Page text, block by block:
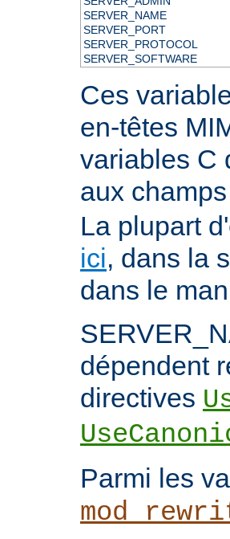
SERVER_NAME
SERVER_PORT
SERVER_PROTOCOL
SERVER_SOFTWARE
Ces
en-têtes
variables C
aux champs
La plupart
ici, dans la
dans le
dépendent
directives
Parmi les